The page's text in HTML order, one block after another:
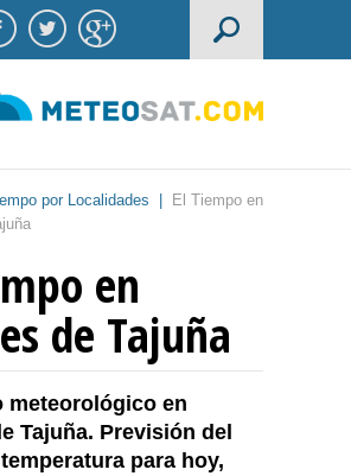
por Localidades
El Tiempo en
en
de Tajuña
meteorológico en
Tajuña. Previsión del
para hoy,